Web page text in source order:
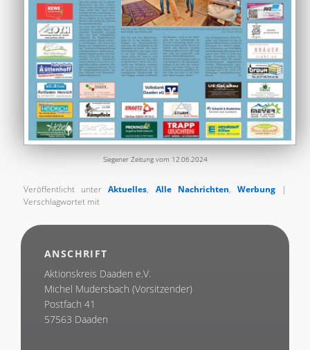
Siegener Zeitung vom 12.06.2024
Veröffentlicht unterAktuelles, Alle Nachrichten, Werbung|
Verschlagwortet mit
ANSCHRIFT
Aktionskreis Daaden e.V.
Michel Mudersbach (Vorsitzender)
Postfach 41
57563 Daaden